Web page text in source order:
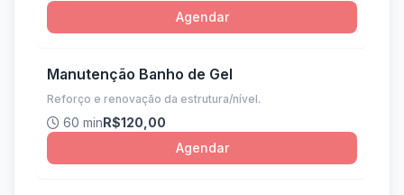
Agendar
Manutenção Banho de Gel
Reforço e renovação da estrutura/nível.
60 minR$120,00
Agendar